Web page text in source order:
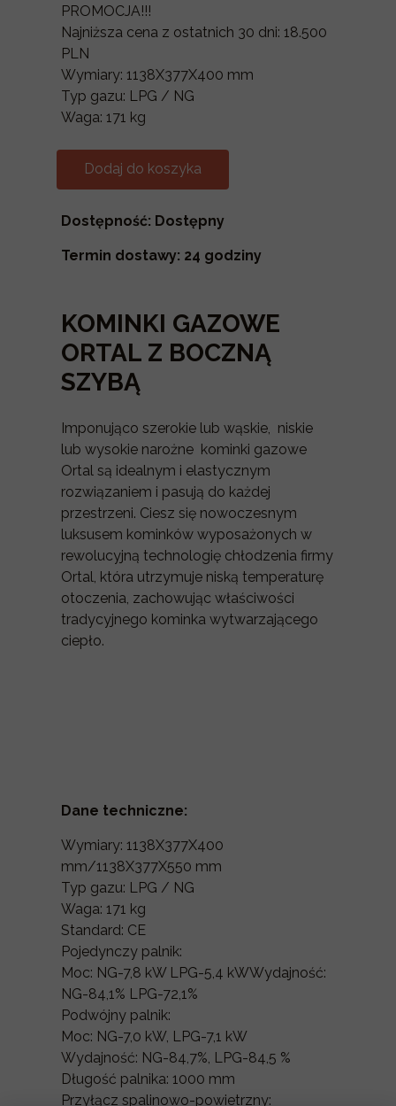
Dostępność: Dostępny
Termin dostawy: 24 godziny
Dodaj do koszyka
PROMOCJA!!!
Najniższa cena z ostatnich 30 dni: 18.500
PLN
Wymiary: 1138X377X400 mm
Typ gazu: LPG / NG
Waga: 171 kg
KOMINKI GAZOWE
ORTAL Z BOCZNĄ
SZYBĄ
Imponująco szerokie lub wąskie, niskie
lub wysokie narożne kominki gazowe
Ortal są idealnym i elastycznym
rozwiązaniem i pasują do każdej
przestrzeni. Ciesz się nowoczesnym
luksusem kominków wyposażonych w
rewolucyjną technologię chłodzenia firmy
Ortal, która utrzymuje niską temperaturę
otoczenia, zachowując właściwości
tradycyjnego kominka wytwarzającego
ciepło.
Dane techniczne:
Wymiary: 1138X377X400
mm/1138X377X550 mm
Typ gazu: LPG / NG
Waga: 171 kg
Standard: CE
Pojedynczy palnik:
Moc: NG-7,8 kW LPG-5,4 kWWydajność:
NG-84,1% LPG-72,1%
Podwójny palnik:
Moc: NG-7,0 kW, LPG-7,1 kW
Wydajność: NG-84,7%, LPG-84,5 %
Długość palnika: 1000 mm
Przyłącz spalinowo-powietrzny: